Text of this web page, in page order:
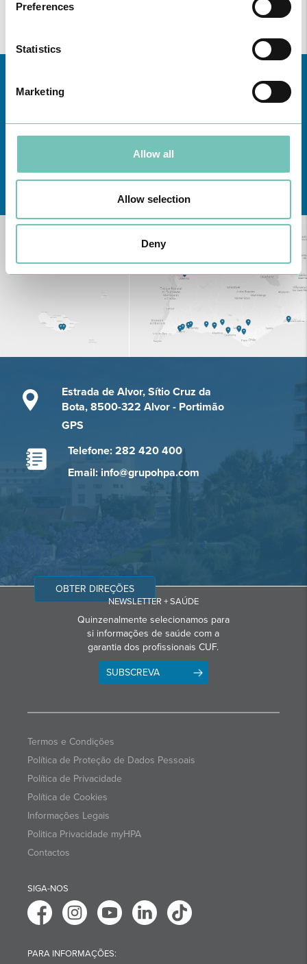
Preferences
Statistics
Marketing
Allow all
Allow selection
Deny
Conheça todas as Unidades de saúde CUFaqui
Estrada de Alvor, Sítio Cruz da
Bota, 8500-322 Alvor - Portimão
GPS
Telefone: 282 420 400
Email: info@grupohpa.com
OBTER DIREÇÕES
NEWSLETTER + SAÚDE
Quinzenalmente selecionamos para
si informações de saúde com a
garantia dos profissionais CUF.
SUBSCREVA
Termos e Condições
Política de Proteção de Dados Pessoais
Política de Privacidade
Política de Cookies
Informações Legais
Politica Privacidade myHPA
Contactos
SIGA-NOS
PARA INFORMAÇÕES: